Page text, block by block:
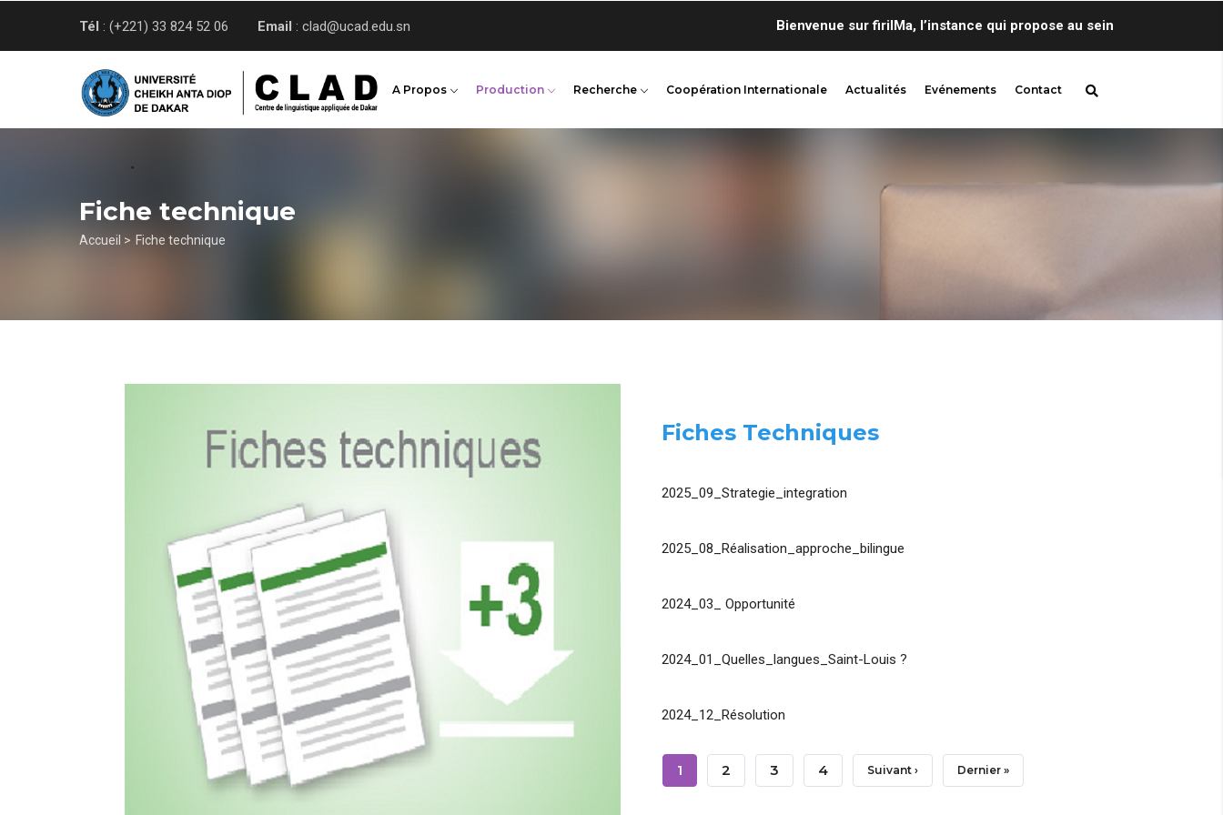
Tél : (+221) 33 824 52 06 Email : clad@ucad.edu.sn Bienvenue sur firilMa, l’instance qui propose au sein de Centre de
A Propos Production Recherche Coopération Internationale Actualités Evénements Contact
Fiche technique
Fil
Accueil > Fiche technique
Fiches Techniques
2025_09_Strategie_integration
2025_08_Réalisation_approche_bilingue
2024_03_ Opportunité
2024_01_Quelles_langues_Saint-Louis ?
2024_12_Résolution
Pagination
Page
1 Page
2 Page
3 Page
4 Page
Suivant › Dernière
Dernier »